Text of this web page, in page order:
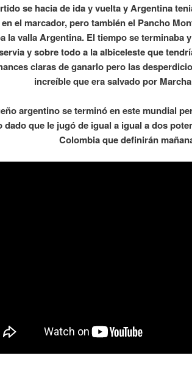
se hacia de ida y vuelta y Argentina
el marcador, pero también el Pancho
la valla Argentina. El tiempo se terminaba
y sobre todo a la albiceleste que
claras de ganarlo pero las
increíble que era salvado por
argentino se terminó en este mundial
dado que le jugó de igual a igual a dos
Colombia que definirán